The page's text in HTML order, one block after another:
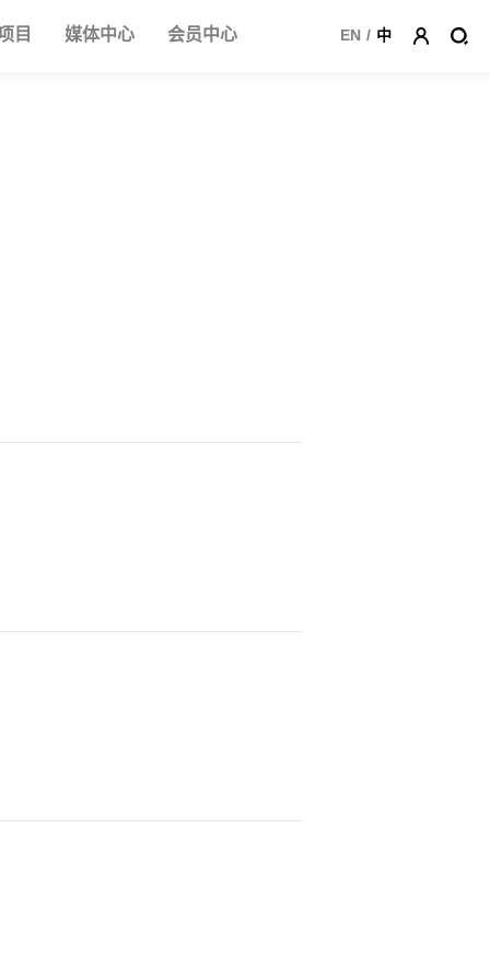
目 媒体中心 会员中心 EN / 中